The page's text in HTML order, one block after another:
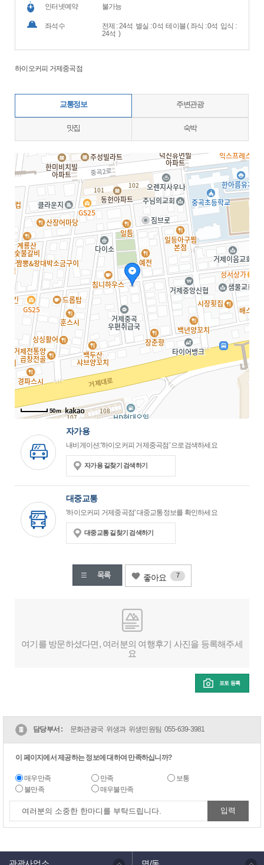
인터넷예약 불가능
좌석수
전제 : 24석 별실 : 0석 테이블 ( 좌식 : 0석 입식 :
24석 )
하이오커피 거제중곡점
교통정보 주변관광
맛집 숙박
지도삽입 (가로100%)
50m
자가용
내비게이션:'하이오커피 거제중곡점' 으로검색하세요
자가용 길찾기 검색하기
대중교통
'하이오커피 거제중곡점' 대중교통정보를 확인하세요
대중교통 길찾기 검색하기
좋아요 7
여기를 방문하셨다면, 여러분의 여행후기 사진을 등록해주세
요
포토 등록
담당부서 : 문화관광국 위생과 위생민원팀 055-639-3981
이 페이지에서 제공하는 정보에 대하여 만족하십니까?
매우만족 만족
보통
불만족
매우불만족